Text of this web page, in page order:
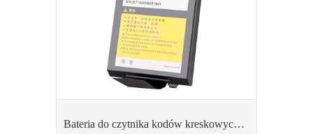
Bateria do czytnika kodów kreskowych